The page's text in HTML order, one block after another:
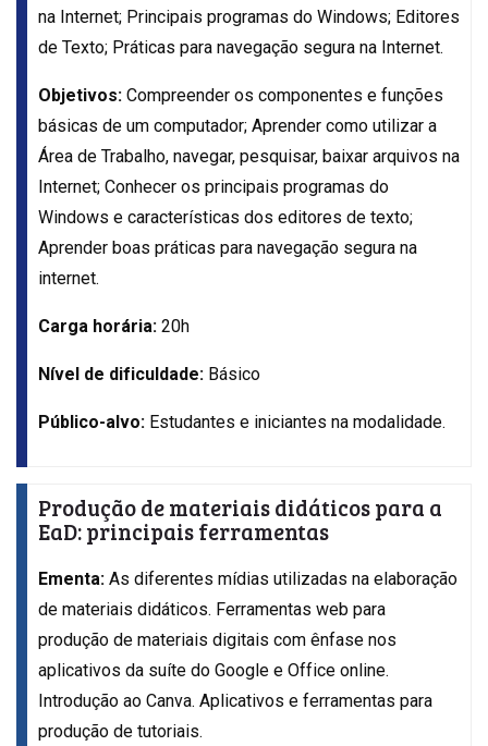
na Internet; Principais programas do Windows; Editores
de Texto; Práticas para navegação segura na Internet.
Objetivos: Compreender os componentes e funções
básicas de um computador; Aprender como utilizar a
Área de Trabalho, navegar, pesquisar, baixar arquivos na
Internet; Conhecer os principais programas do
Windows e características dos editores de texto;
Aprender boas práticas para navegação segura na
internet.
Carga horária: 20h
Nível de dificuldade: Básico
Público-alvo: Estudantes e iniciantes na modalidade.
Produção de materiais didáticos para a
EaD: principais ferramentas
Ementa: As diferentes mídias utilizadas na elaboração
de materiais didáticos. Ferramentas web para
produção de materiais digitais com ênfase nos
aplicativos da suíte do Google e Office online.
Introdução ao Canva. Aplicativos e ferramentas para
produção de tutoriais.